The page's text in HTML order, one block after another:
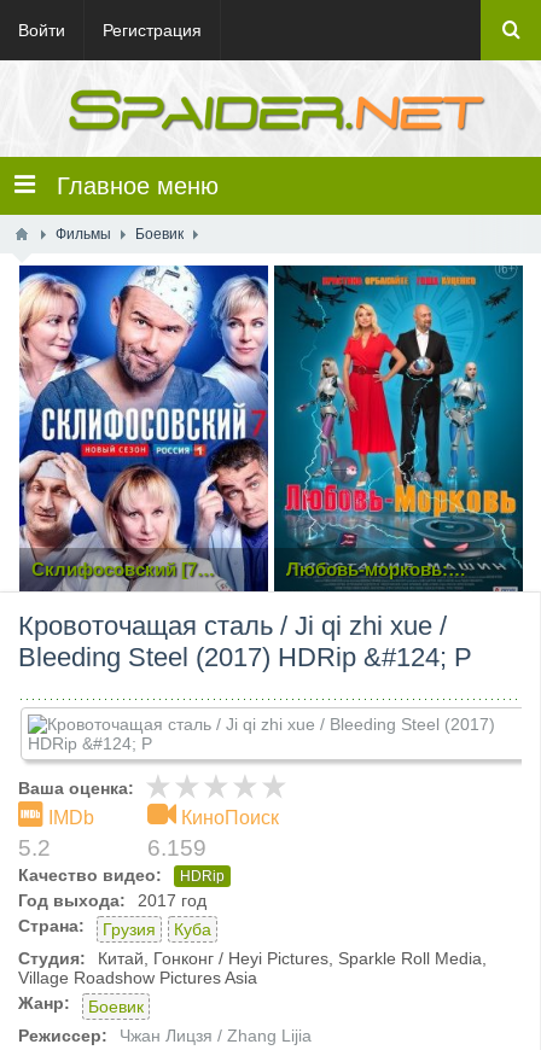
Войти Регистрация
Главное меню
Фильмы Боевик
Склифосовский [7
Сезон. 1-4 из 17] (2019)
Любовь-морковь:
Восстание машин (2023)
Кровоточащая сталь / Ji qi zhi xue /
Bleeding Steel (2017) HDRip &#124; P
Ваша оценка:
IMDb
5.2
КиноПоиск
6.159
Качество видео: HDRip
Год выхода:
2017 год
Страна:
Грузия
Куба
Студия:
Китай, Гонконг / Heyi Pictures, Sparkle Roll Media,
Village Roadshow Pictures Asia
Жанр:
Боевик
Режиссер:
Чжан Лицзя / Zhang Lijia